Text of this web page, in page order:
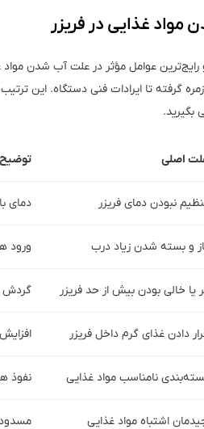
عوامل مؤثر در علت آب شدن مواد
گرفته تا ایرادات فنی دستگاه. این
اصلی توضیح
نبودن دمای فریزر دمای بالاتر از منفی
و بسته شدن زیاد درب ورود
یا خالی بودن بیش از حد فریزر گردش
دادن غذای گرم داخل فریزر
نامناسب مواد غذایی نفوذ
اشتباه مواد غذایی